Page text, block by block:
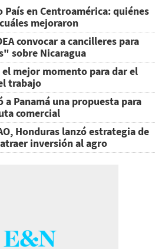
País en Centroamérica: quiénes
mejoraron
convocar a cancilleres para
sobre Nicaragua
el mejor momento para dar el
trabajo
a Panamá una propuesta para
comercial
Honduras lanzó estrategia de
inversión al agro